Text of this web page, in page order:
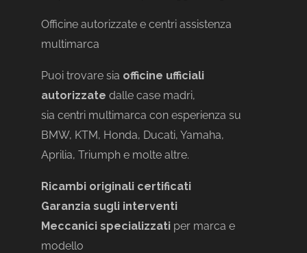
Officine autorizzate e centri assistenza
multimarca
Puoi trovare sia officine ufficiali
autorizzate dalle case madri,
sia centri multimarca con esperienza su
BMW, KTM, Honda, Ducati, Yamaha,
Aprilia, Triumph e molte altre.
Ricambi originali certificati
Garanzia sugli interventi
Meccanici specializzati per marca e
modello